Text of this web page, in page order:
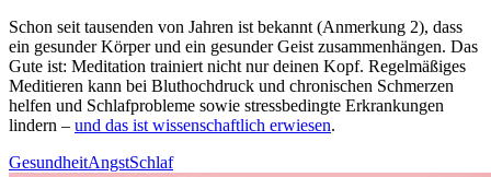
Schon seit tau­sen­den von Jahren ist bekannt (Anmerkung 2), dass
ein gesun­der Körper und ein gesun­der Geist zusam­men­hän­gen. Das
Gute ist: Medi­ta­tion trai­niert nicht nur deinen Kopf. Regel­mä­ßi­ges
Medi­tie­ren kann bei Blut­hoch­druck und chronischen Schmerzen
helfen und Schlaf­pro­ble­me sowie stress­be­ding­te Erkran­kun­gen
lindern – und das ist wissenschaftlich erwiesen.
GesundheitAngstSchlaf